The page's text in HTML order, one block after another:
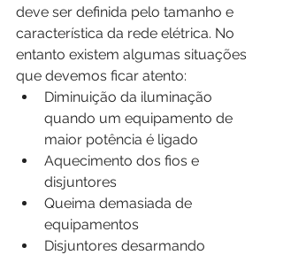
deve ser definida pelo tamanho e
característica da rede elétrica. No
entanto existem algumas situações
que devemos ficar atento:
Diminuição da iluminação
quando um equipamento de
maior potência é ligado
Aquecimento dos fios e
disjuntores
Queima demasiada de
equipamentos
Disjuntores desarmando